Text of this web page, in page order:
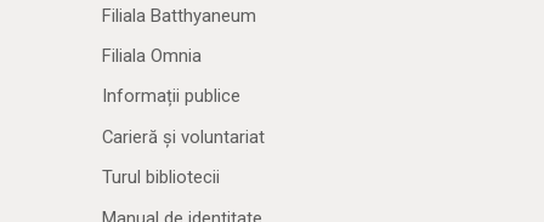
Filiala Batthyaneum
Filiala Omnia
Informații publice
Carieră și voluntariat
Turul bibliotecii